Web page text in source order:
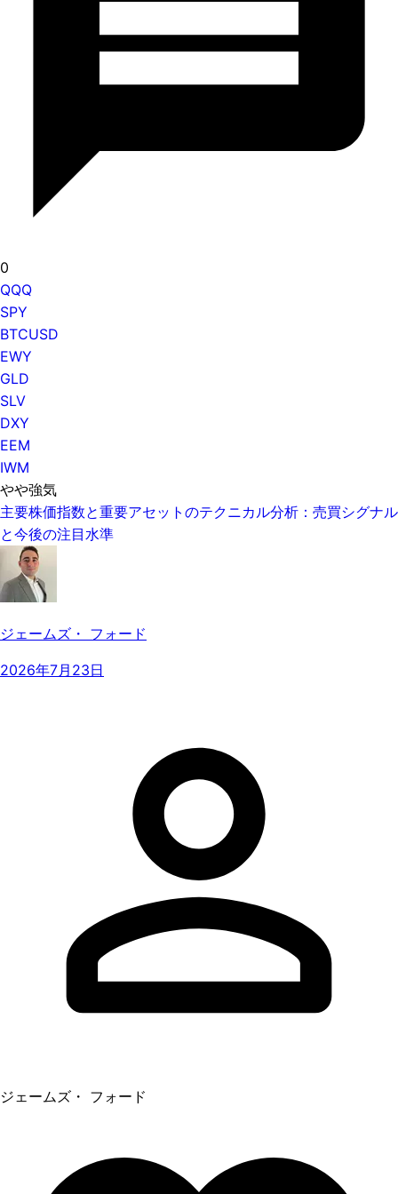
0
QQQ
SPY
BTCUSD
EWY
GLD
SLV
DXY
EEM
IWM
やや強気
主要株価指数と重要アセットのテクニカル分析：売買シグナル
と今後の注目水準
ジェームズ・ フォード
2026年7月23日
ジェームズ・ フォード